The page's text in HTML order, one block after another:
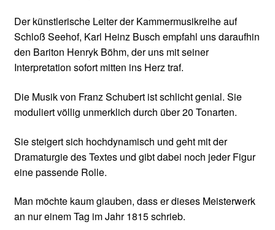
Der künstlerische Leiter der Kammermusikreihe auf
Schloß Seehof, Karl Heinz Busch empfahl uns daraufhin
den Bariton Henryk Böhm, der uns mit seiner
Interpretation sofort mitten ins Herz traf.
Die Musik von Franz Schubert ist schlicht genial. Sie
moduliert völlig unmerklich durch über 20 Tonarten.
Sie steigert sich hochdynamisch und geht mit der
Dramaturgie des Textes und gibt dabei noch jeder Figur
eine passende Rolle.
Man möchte kaum glauben, dass er dieses Meisterwerk
an nur einem Tag im Jahr 1815 schrieb.